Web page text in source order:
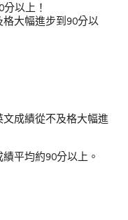
以上！
大幅進步到90分以
成績從不及格大幅進
平均約90分以上。